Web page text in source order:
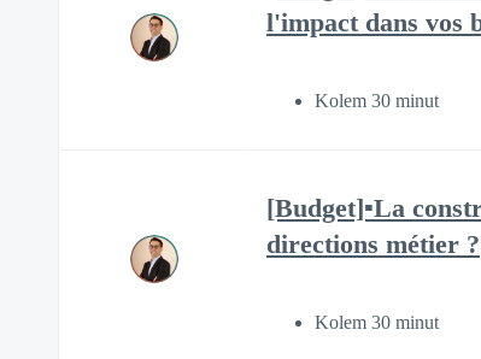
l'impact dans vos
Kolem 30 minut
[Budget]▪️La
directions métier ?
Kolem 30 minut